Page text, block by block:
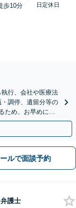
歩10分
日定休日
執行、会社や医療法
調停、遺留分等の
ため、お早めにご
あり】
ルで面談予約
弁護士